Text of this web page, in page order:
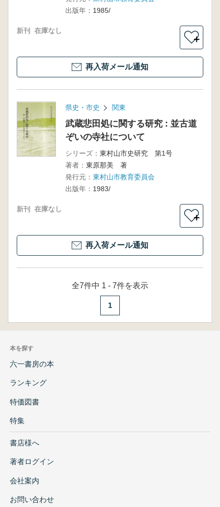
出版年： 1985/
新刊 在庫なし
＋
再入荷メール通知
県史・市史 関東
武蔵悲田処に関する研究 : 並古道
ぞいの寺社について
シリーズ： 東村山市史研究 第1号
著者： 東原那美 著
発行元： 東村山市教育委員会
出版年： 1983/
新刊 在庫なし
＋
再入荷メール通知
全7件中 1 - 7件を表示
1
本を探す
六一書房の本
ランキング
特価図書
特集
書店様へ
著者ログイン
会社案内
お問い合わせ